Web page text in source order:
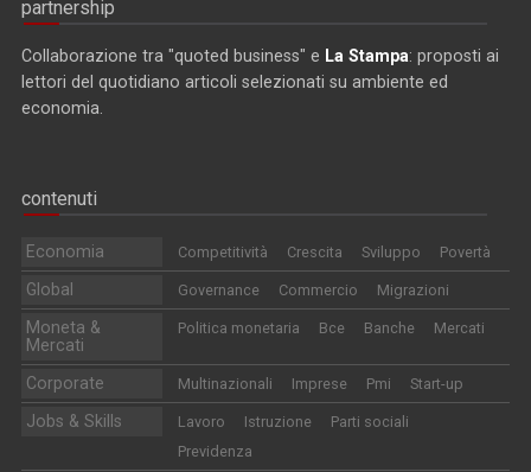
partnership
Collaborazione tra "quoted business" e La Stampa: proposti ai
lettori del quotidiano articoli selezionati su ambiente ed
economia.
contenuti
Economia Competitività Crescita Sviluppo Povertà
Global Governance Commercio Migrazioni
Moneta &
Mercati
Politica monetaria Bce Banche Mercati
Corporate Multinazionali Imprese Pmi Start-up
Jobs & Skills Lavoro Istruzione
Parti sociali
Previdenza